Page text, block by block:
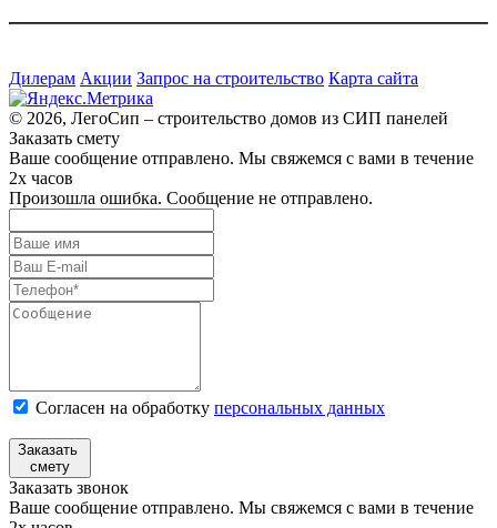
Дилерам Акции Запрос на строительство Карта сайта
© 2026, ЛегоСип – строительство домов из СИП панелей
Заказать смету
Ваше сообщение отправлено. Мы свяжемся с вами в течение
2х часов
Произошла ошибка. Сообщение не отправлено.
Согласен на обработку персональных данных
Заказать
смету
Заказать звонок
Ваше сообщение отправлено. Мы свяжемся с вами в течение